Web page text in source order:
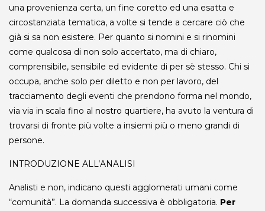
una provenienza certa, un fine coretto ed una esatta e
circostanziata tematica, a volte si tende a cercare ciò che
già si sa non esistere. Per quanto si nomini e si rinomini
come qualcosa di non solo accertato, ma di chiaro,
comprensibile, sensibile ed evidente di per sè stesso. Chi si
occupa, anche solo per diletto e non per lavoro, del
tracciamento degli eventi che prendono forma nel mondo,
via via in scala fino al nostro quartiere, ha avuto la ventura di
trovarsi di fronte più volte a insiemi più o meno grandi di
persone.
INTRODUZIONE ALL’ANALISI
Analisti e non, indicano questi agglomerati umani come
“comunità”. La domanda successiva è obbligatoria. Per